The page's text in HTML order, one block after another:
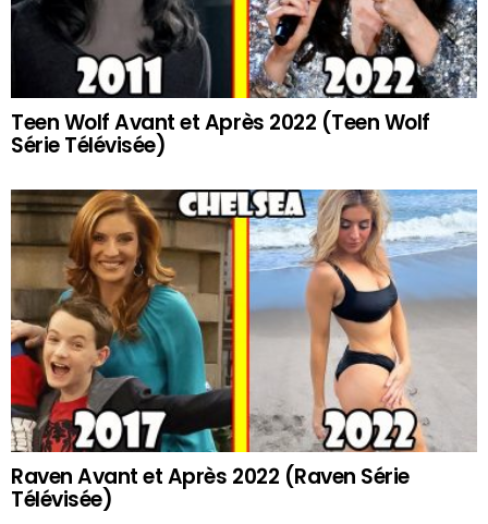
Teen Wolf Avant et Après 2022 (Teen Wolf
Série Télévisée)
Raven Avant et Après 2022 (Raven Série
Télévisée)